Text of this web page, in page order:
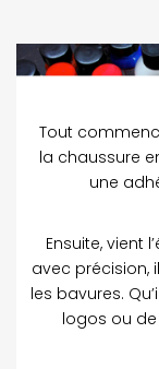
Tout
la chaussure
une
Ensuite, vient
avec précision,
les bavures.
logos ou